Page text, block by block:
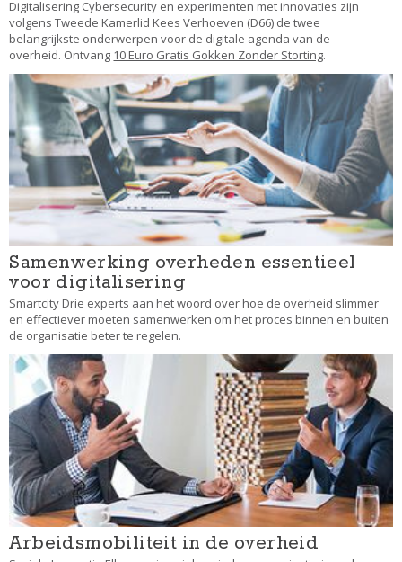
Digitalisering Cybersecurity en experimenten met innovaties zijn
volgens Tweede Kamerlid Kees Verhoeven (D66) de twee
belangrijkste onderwerpen voor de digitale agenda van de
overheid. Ontvang 10 Euro Gratis Gokken Zonder Storting.
Samenwerking overheden essentieel
voor digitalisering
Smartcity Drie experts aan het woord over hoe de overheid slimmer
en effectiever moeten samenwerken om het proces binnen en buiten
de organisatie beter te regelen.
Arbeidsmobiliteit in de overheid